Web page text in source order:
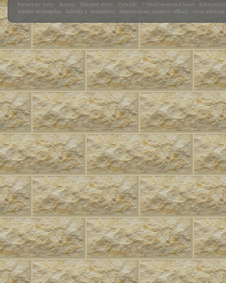
Partnerské weby: Bazény, Skleněné dveře, Zábradlí, Výklad tarotových karet,
doplňky do koupelny, kabelky z brašnářství, doporučujeme zajímavé odkazy, vývoj softwaru